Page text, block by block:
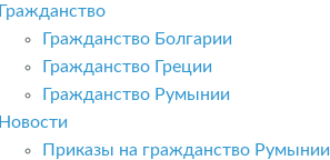
Гражданство
Гражданство Болгарии
Гражданство Греции
Гражданство Румынии
Новости
Приказы на гражданство Румынии